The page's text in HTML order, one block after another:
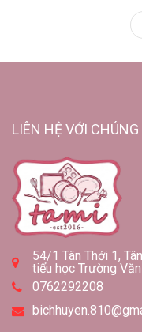
LIÊN HỆ VỚI CHÚNG
54/1 Tân Thới 1,
tiểu học Trường
0762292208